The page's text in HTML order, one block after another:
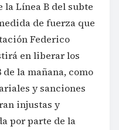
la Línea B del subte
de fuerza que
Federico
en liberar los
la mañana, como
y sanciones
injustas y
por parte de la